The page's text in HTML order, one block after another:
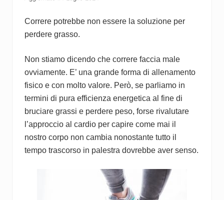
Correre potrebbe non essere la soluzione per
perdere grasso.
Non stiamo dicendo che correre faccia male
ovviamente. E’ una grande forma di allenamento
fisico e con molto valore. Però, se parliamo in
termini di pura efficienza energetica al fine di
bruciare grassi e perdere peso, forse rivalutare
l’approccio al cardio per capire come mai il
nostro corpo non cambia nonostante tutto il
tempo trascorso in palestra dovrebbe aver senso.